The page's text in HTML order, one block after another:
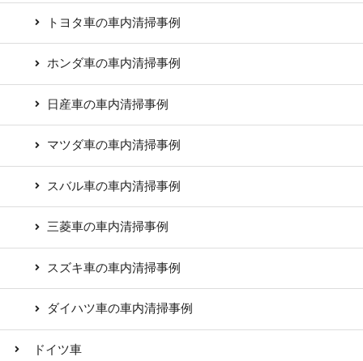
トヨタ車の車内清掃事例
ホンダ車の車内清掃事例
日産車の車内清掃事例
マツダ車の車内清掃事例
スバル車の車内清掃事例
三菱車の車内清掃事例
スズキ車の車内清掃事例
ダイハツ車の車内清掃事例
ドイツ車